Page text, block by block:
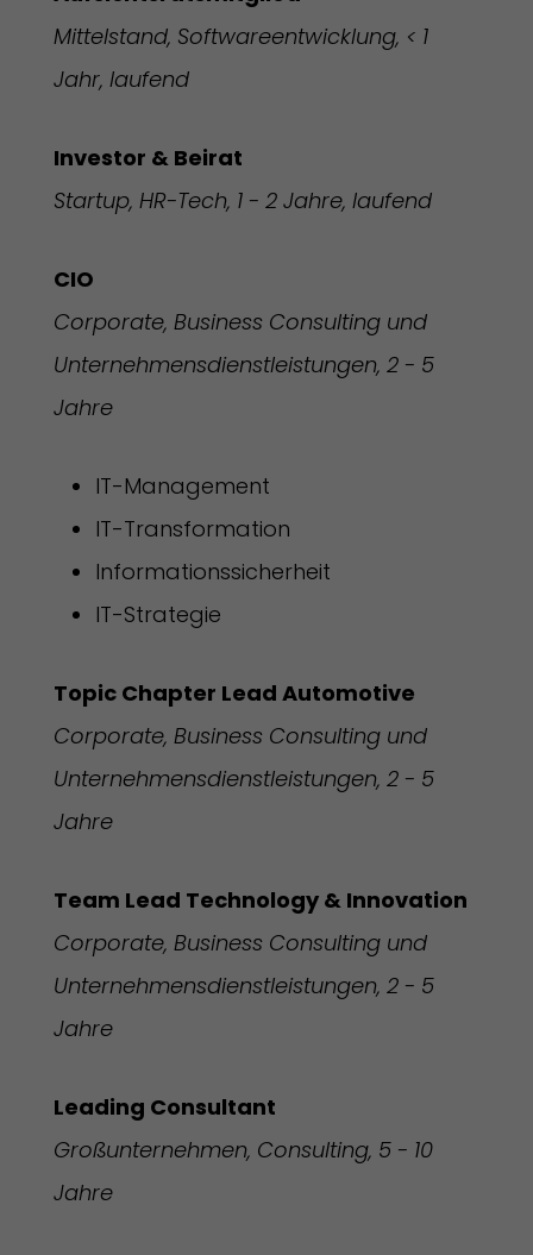
Mittelstand, Softwareentwicklung, < 1
Jahr, laufend
Investor & Beirat
Startup, HR-Tech, 1 - 2 Jahre, laufend
CIO
Corporate, Business Consulting und
Unternehmensdienstleistungen, 2 - 5
Jahre
IT-Management
IT-Transformation
Informationssicherheit
IT-Strategie
Topic Chapter Lead Automotive
Corporate, Business Consulting und
Unternehmensdienstleistungen, 2 - 5
Jahre
Team Lead Technology & Innovation
Corporate, Business Consulting und
Unternehmensdienstleistungen, 2 - 5
Jahre
Leading Consultant
Großunternehmen, Consulting, 5 - 10
Jahre